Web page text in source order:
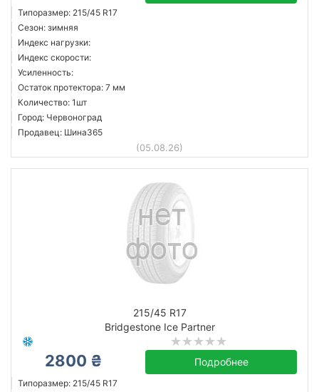
Типоразмер: 215/45 R17
Сезон: зимняя
Индекс нагрузки:
Индекс скорости:
Усиленность:
Остаток протектора: 7 мм
Количество: 1шт
Город: Червоноград
Продавец: Шина365
(05.08.26)
215/45 R17
Bridgestone Ice Partner
2800 ₴ Подробнее
Типоразмер: 215/45 R17